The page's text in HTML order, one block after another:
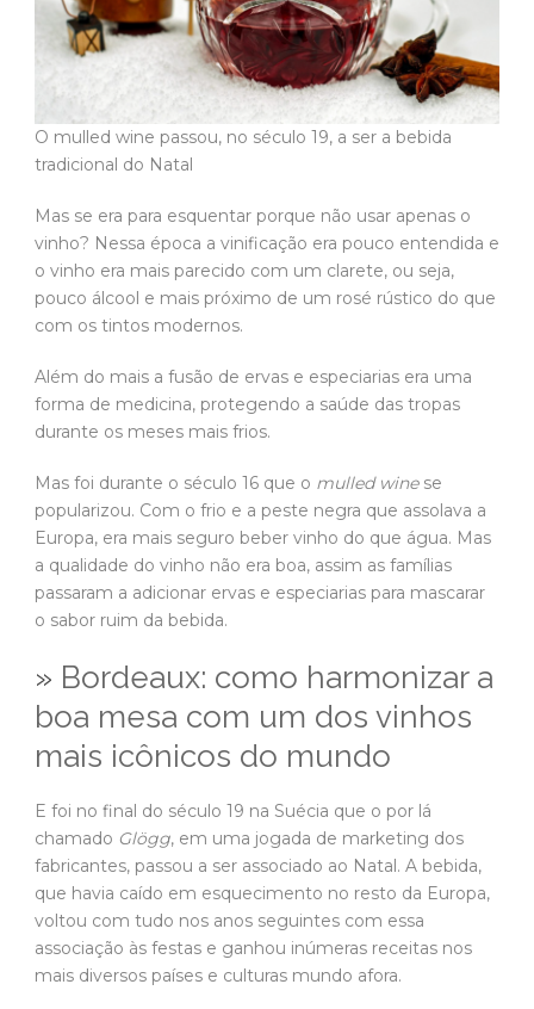
O mulled wine passou, no século 19, a ser a bebida
tradicional do Natal
Mas se era para esquentar porque não usar apenas o
vinho? Nessa época a vinificação era pouco entendida e
o vinho era mais parecido com um clarete, ou seja,
pouco álcool e mais próximo de um rosé rústico do que
com os tintos modernos.
Além do mais a fusão de ervas e especiarias era uma
forma de medicina, protegendo a saúde das tropas
durante os meses mais frios.
Mas foi durante o século 16 que o mulled winese
popularizou. Com o frio e a peste negra que assolava a
Europa, era mais seguro beber vinho do que água. Mas
a qualidade do vinho não era boa, assim as famílias
passaram a adicionar ervas e especiarias para mascarar
o sabor ruim da bebida.
» Bordeaux: como harmonizar a
boa mesa com um dos vinhos
mais icônicos do mundo
E foi no final do século 19 na Suécia que o por lá
chamado Glögg, em uma jogada de marketing dos
fabricantes, passou a ser associado ao Natal. A bebida,
que havia caído em esquecimento no resto da Europa,
voltou com tudo nos anos seguintes com essa
associação às festas e ganhou inúmeras receitas nos
mais diversos países e culturas mundo afora.